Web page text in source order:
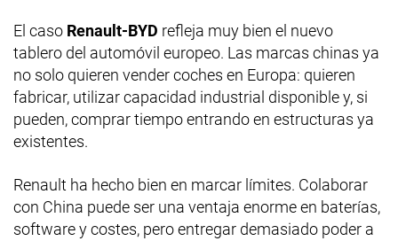
El caso Renault-BYD refleja muy bien el nuevo
tablero del automóvil europeo. Las marcas chinas ya
no solo quieren vender coches en Europa: quieren
fabricar, utilizar capacidad industrial disponible y, si
pueden, comprar tiempo entrando en estructuras ya
existentes.
Renault ha hecho bien en marcar límites. Colaborar
con China puede ser una ventaja enorme en baterías,
software y costes, pero entregar demasiado poder a